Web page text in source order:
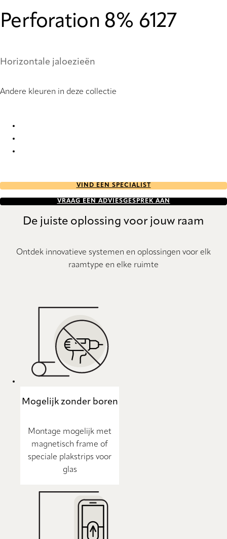
Perforation 8% 6127
Horizontale jaloezieën
Andere kleuren in deze collectie
VIND EEN SPECIALIST
VRAAG EEN ADVIESGESPREK AAN
De juiste oplossing voor jouw raam
Ontdek innovatieve systemen en oplossingen voor elk
raamtype en elke ruimte
Mogelijk zonder boren
Montage mogelijk met
magnetisch frame of
speciale plakstrips voor
glas